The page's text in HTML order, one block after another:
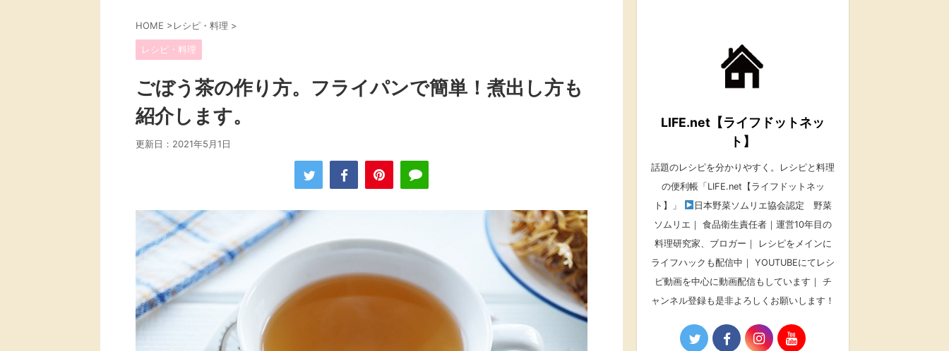
HOME >レシピ・料理 >
レシピ・料理
ごぼう茶の作り方。フライパンで簡単！煮出し方も
紹介します。
更新日： 2021年5月1日
LIFE.net【ライフドットネッ
ト】
話題のレシピを分かりやすく。レシピと料理
の便利帳「LIFE.net【ライフドットネッ
ト】」
日本野菜ソムリエ協会認定 野菜
ソムリエ｜ 食品衛生責任者｜運営10年目の
料理研究家、ブロガー｜ レシピをメインに
ライフハックも配信中｜ YOUTUBEにてレシ
ピ動画を中心に動画配信もしています｜ チ
ャンネル登録も是非よろしくお願いします！